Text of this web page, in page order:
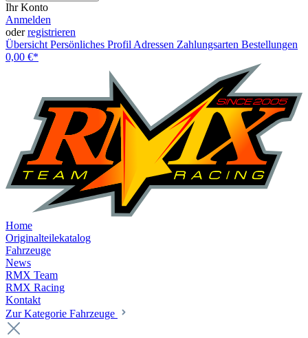
Ihr Konto
Anmelden
oderregistrieren
Übersicht Persönliches Profil Adressen Zahlungsarten Bestellungen
0,00 €*
Home
Originalteilekatalog
Fahrzeuge
News
RMX Team
RMX Racing
Kontakt
Zur Kategorie Fahrzeuge